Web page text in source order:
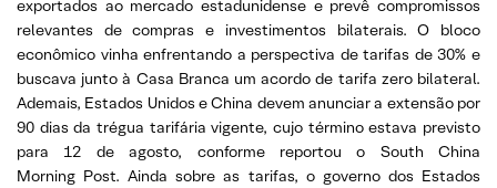
exportados ao mercado estadunidense e prevê compromissos
relevantes de compras e investimentos bilaterais. O bloco
econômico vinha enfrentando a perspectiva de tarifas de 30% e
buscava junto à Casa Branca um acordo de tarifa zero bilateral.
Ademais, Estados Unidos e China devem anunciar a extensão por
90 dias da trégua tarifária vigente, cujo término estava previsto
para 12 de agosto, conforme reportou o South China
Morning Post. Ainda sobre as tarifas, o governo dos Estados